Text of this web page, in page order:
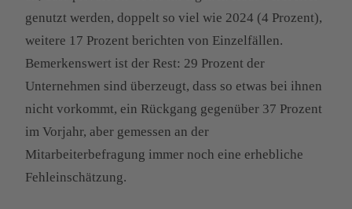
genutzt werden, doppelt so viel wie 2024 (4 Prozent),
weitere 17 Prozent berichten von Einzelfällen.
Bemerkenswert ist der Rest: 29 Prozent der
Unternehmen sind überzeugt, dass so etwas bei ihnen
nicht vorkommt, ein Rückgang gegenüber 37 Prozent
im Vorjahr, aber gemessen an der
Mitarbeiterbefragung immer noch eine erhebliche
Fehleinschätzung.